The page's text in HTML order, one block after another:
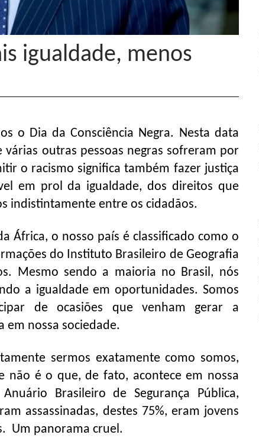
igualdade, menos
o Dia da Consciência Negra. Nesta data
outras pessoas negras sofreram por
o racismo significa também fazer justiça
em prol da igualdade, dos direitos que
indistintamente entre os cidadãos.
África, o nosso país é classificado como o
do Instituto Brasileiro de Geografia
Mesmo sendo a maioria no Brasil, nós
a igualdade em oportunidades. Somos
de ocasiões que venham gerar a
nossa sociedade.
sermos exatamente como somos,
não é o que, de fato, acontece em nossa
Brasileiro de Segurança Pública,
assassinadas, destes 75%, eram jovens
Um panorama cruel.